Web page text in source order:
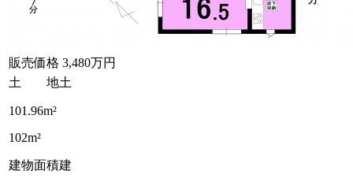
販売価格 3,480万円
土 地土
101.96m²
102m²
建物面積建